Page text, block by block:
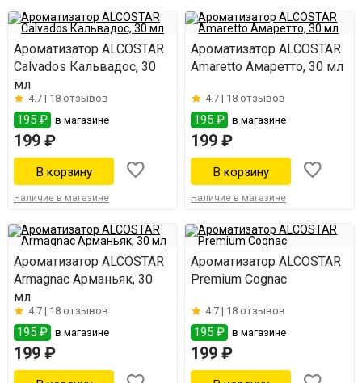
Ароматизатор ALCOSTAR
Calvados Кальвадос, 30
мл
4.7 | 18 отзывов
195 ₽ в магазине
199 ₽
Наличие в магазине
Ароматизатор ALCOSTAR
Amaretto Амаретто, 30 мл
4.7 | 18 отзывов
195 ₽ в магазине
199 ₽
Наличие в магазине
Ароматизатор ALCOSTAR
Armagnac Арманьяк, 30
мл
4.7 | 18 отзывов
195 ₽ в магазине
199 ₽
Ароматизатор ALCOSTAR
Premium Cognac
4.7 | 18 отзывов
195 ₽ в магазине
199 ₽